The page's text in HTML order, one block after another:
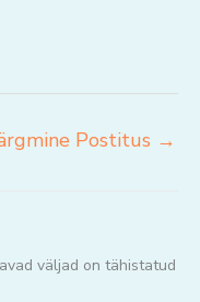
Postitus →
väljad on tähistatud